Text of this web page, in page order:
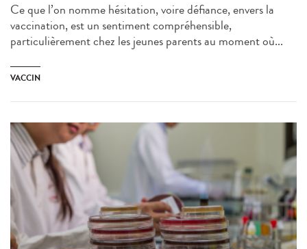
Ce que l’on nomme hésitation, voire défiance, envers la
vaccination, est un sentiment compréhensible,
particulièrement chez les jeunes parents au moment où...
VACCIN